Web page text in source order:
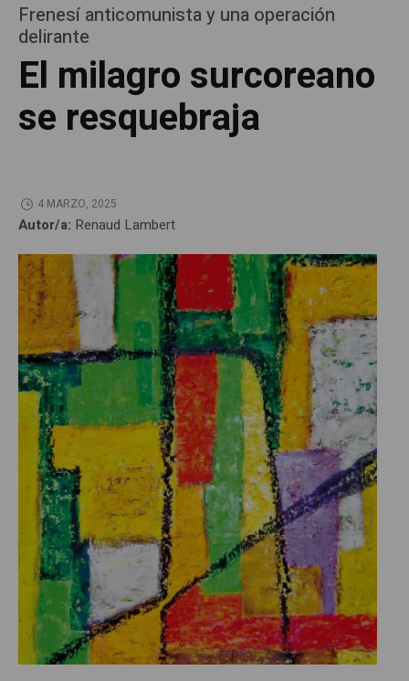
Frenesí anticomunista y una operación
delirante
El milagro surcoreano
se resquebraja
4 MARZO, 2025
Autor/a: Renaud Lambert